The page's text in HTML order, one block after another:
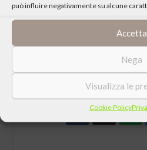
può influire negativamente su alcune
Accetta
Nega
Visualizza le
Cookie Policy
CONDIVIDI